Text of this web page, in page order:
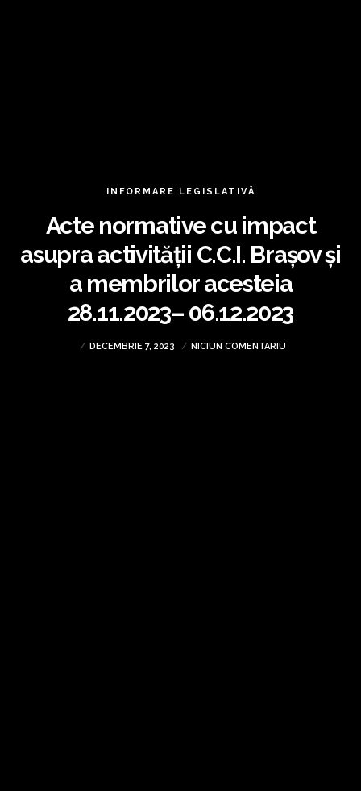
INFORMARE LEGISLATIVĂ
Acte normative cu impact
asupra activității C.C.I. Brașov și
a membrilor acesteia
28.11.2023– 06.12.2023
DECEMBRIE 7, 2023 NICIUN COMENTARIU